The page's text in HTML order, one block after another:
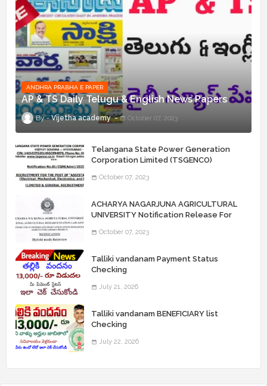
ANDHRA PRABHA E PAPER
AP & TS Daily Telugu & English News Papers
Vijetha academy October 07, 2023
Telangana State Power Generation
Corporation Limited (TSGENCO)
“Assistant Engineers" Posts
October 07, 2023
ACHARYA NAGARJUNA AGRICULTURAL
UNIVERSITY Notification Release For
October 07, 2023
Talliki vandanam Payment Status
Checking
July 21, 2026
Talliki vandanam BENEFICIARY list
Checking
July 22, 2026